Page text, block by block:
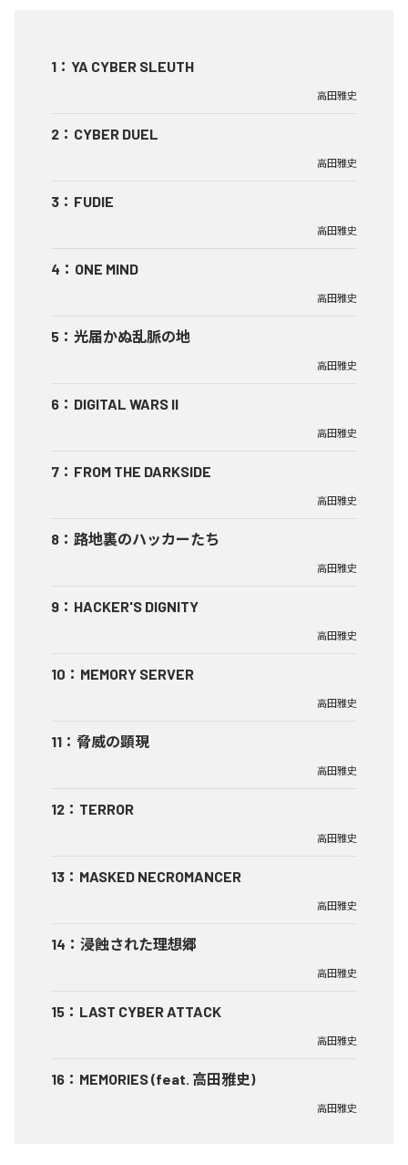
1 ： YA CYBER SLEUTH
高田雅史
2 ： CYBER DUEL
高田雅史
3 ： FUDIE
高田雅史
4 ： ONE MIND
高田雅史
5 ： 光届かぬ乱脈の地
高田雅史
6 ： DIGITAL WARS II
高田雅史
7 ： FROM THE DARKSIDE
高田雅史
8 ： 路地裏のハッカーたち
高田雅史
9 ： HACKER'S DIGNITY
高田雅史
10 ： MEMORY SERVER
高田雅史
11 ： 脅威の顕現
高田雅史
12 ： TERROR
高田雅史
13 ： MASKED NECROMANCER
高田雅史
14 ： 浸蝕された理想郷
高田雅史
15 ： LAST CYBER ATTACK
高田雅史
16 ： MEMORIES (feat. 高田雅史)
高田雅史